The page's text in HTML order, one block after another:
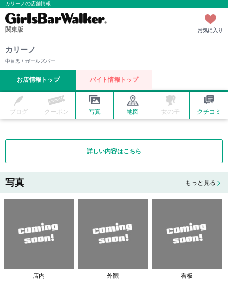
カリーノの店舗情報
関東版 お気に入り
カリーノ
中目黒 / ガールズバー
お店情報トップ バイト情報トップ
ブログ クーポン 写真 地図 女の子 クチコミ
詳しい内容はこちら
写真 もっと見る
店内 外観 看板